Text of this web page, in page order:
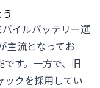
イルバッテリー選
主流となってお
です。一方で、旧
ックを採用してい